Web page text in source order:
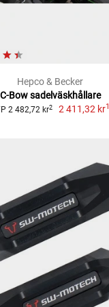
Hepco & Becker
C-Bow sadelväskhållare
2 482,72 kr2 2 411,32 kr1